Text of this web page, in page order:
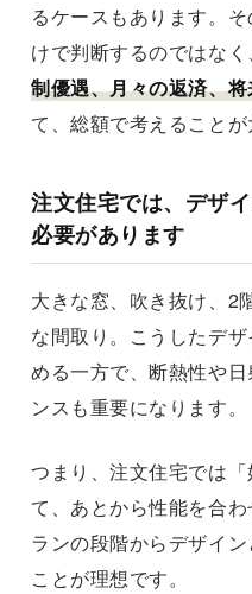
るケースもあります。
けで判断するのではなく
制優遇、月々の返済、
て、総額で考えることが
注文住宅では、デザ
必要があります
大きな窓、吹き抜け、2
な間取り。こうしたデ
める一方で、断熱性や
ンスも重要になります。
つまり、注文住宅では
て、あとから性能を合
ランの段階からデザイ
ことが理想です。